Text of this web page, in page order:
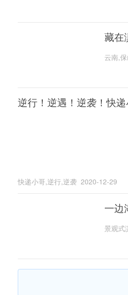
藏在
云南,
逆行！逆遇！逆袭！快
快递小哥,逆行,逆袭 2020-12-29
一边
景观式